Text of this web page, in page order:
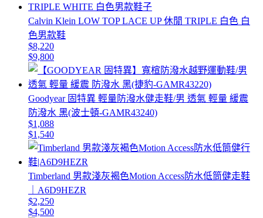
Calvin Klein LOW TOP LACE UP 休閒 TRIPLE 白色 白
色男款鞋
$8,220
$9,800
Goodyear 固特異 輕量防潑水健走鞋/男 透氣 輕量 緩震
防潑水 黑(波士頓-GAMR43240)
$1,088
$1,540
Timberland 男款淺灰褐色Motion Access防水低筒健走鞋
｜A6D9HEZR
$2,250
$4,500